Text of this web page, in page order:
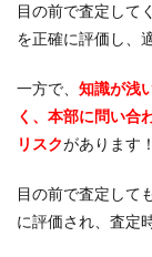
目の前で査定して
を正確に評価し、
一方で、 知識が浅
く、本部に問い合
リスクがあります！
目の前で査定して
に評価され、査定